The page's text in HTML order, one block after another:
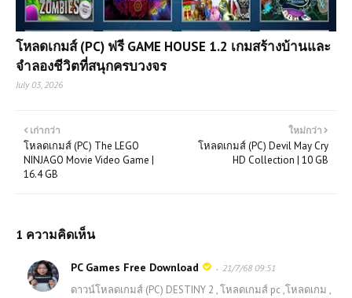
โหลดเกมส์ (PC) ฟรี GAME HOUSE 1.2 เกมสร้างบ้านและ
จำลองชีวิตที่สนุกครบวงจร
July 03, 2026
ใหม่กว่า
โหลดเกมส์ (PC) Devil May Cry
HD Collection | 10 GB
เก่ากว่า
โหลดเกมส์ (PC) The LEGO
NINJAGO Movie Video Game |
16.4 GB
1 ความคิดเห็น
PC Games Free Download 21/7/68 09:51
ดาวน์โหลดเกมส์ (PC) DESTINY 2 , โหลดเกมส์ pc ,โหลดเกม ,